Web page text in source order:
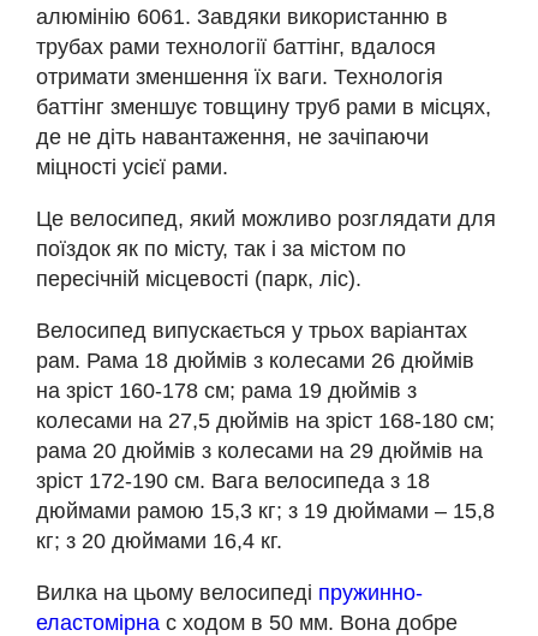
алюмінію 6061. Завдяки використанню в
трубах рами технології баттінг, вдалося
отримати зменшення їх ваги. Технологія
баттінг зменшує товщину труб рами в місцях,
де не діть навантаження, не зачіпаючи
міцності усієї рами.
Це велосипед, який можливо розглядати для
поїздок як по місту, так і за містом по
пересічній місцевості (парк, ліс).
Велосипед випускається у трьох варіантах
рам. Рама 18 дюймів з колесами 26 дюймів
на зріст 160-178 см; рама 19 дюймів з
колесами на 27,5 дюймів на зріст 168-180 см;
рама 20 дюймів з колесами на 29 дюймів на
зріст 172-190 см. Вага велосипеда з 18
дюймами рамою 15,3 кг; з 19 дюймами – 15,8
кг; з 20 дюймами 16,4 кг.
Вилка на цьому велосипеді пружинно-
еластомірна с ходом в 50 мм. Вона добре